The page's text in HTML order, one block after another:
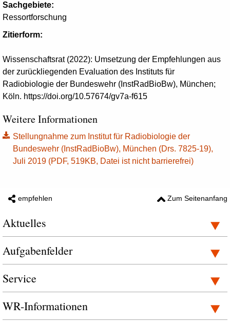
Sachgebiete:
Ressortforschung
Zitierform:
Wissenschaftsrat (2022): Umsetzung der Empfehlungen aus
der zurückliegenden Evaluation des Instituts für
Radiobiologie der Bundeswehr (InstRadBioBw), München;
Köln. https://doi.org/10.57674/gv7a-f615
Weitere Informationen
Stellungnahme zum Institut für Radiobiologie der
Bundeswehr (InstRadBioBw), München (Drs. 7825-19),
Juli 2019 (PDF, 519KB, Datei ist nicht barrierefrei)
empfehlen Zum Seitenanfang
Aktuelles
Aufgabenfelder
Service
WR-Informationen